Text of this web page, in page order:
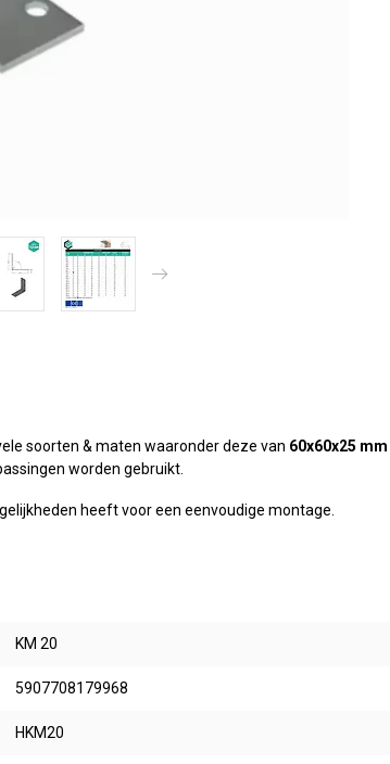
soorten & maten waaronder deze van 60x60x25 mm
worden gebruikt.
heeft voor een eenvoudige montage.
KM 20
5907708179968
HKM20